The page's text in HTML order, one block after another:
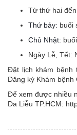
Từ thứ hai
Thứ bảy: buổi
Chủ Nhật:
Ngày Lễ, Tết:
Đặt lịch khám bệnh
Đăng ký Khám bệnh
Để xem được nhiều
Da Liễu TP.HCM: